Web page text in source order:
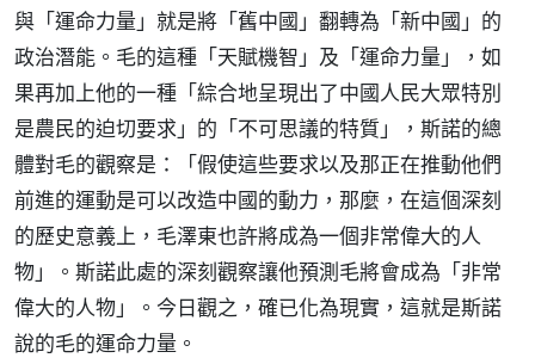
與「運命力量」就是將「舊中國」翻轉為「新中國」的
政治潛能。毛的這種「天賦機智」及「運命力量」，如
果再加上他的一種「綜合地呈現出了中國人民大眾特別
是農民的迫切要求」的「不可思議的特質」，斯諾的總
體對毛的觀察是：「假使這些要求以及那正在推動他們
前進的運動是可以改造中國的動力，那麼，在這個深刻
的歷史意義上，毛澤東也許將成為一個非常偉大的人
物」。斯諾此處的深刻觀察讓他預測毛將會成為「非常
偉大的人物」。今日觀之，確已化為現實，這就是斯諾
說的毛的運命力量。